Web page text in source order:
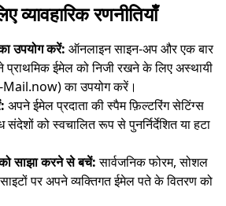
अगली ताज़ा में15सेकंड
विषय क्रिया
रणनीतियाँ
उपयोग करें: ऑनलाइन साइन-अप और एक बार
ईमेल को निजी रखने के लिए अस्थायी
का उपयोग करें।
अपने ईमेल प्रदाता की स्पैम फ़िल्टरिंग सेटिंग्स
संदेशों को स्वचालित रूप से पुनर्निर्देशित या हटा
साझा करने से बचें:सार्वजनिक फोरम, सोशल
पर अपने व्यक्तिगत ईमेल पते के वितरण को